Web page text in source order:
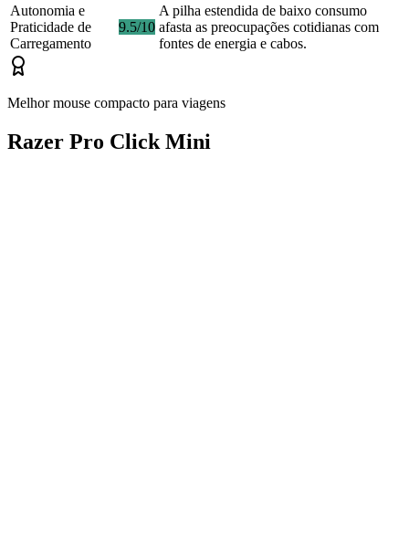
Autonomia e
Praticidade de
Carregamento
9.5/10
A pilha estendida de baixo consumo
afasta as preocupações cotidianas com
fontes de energia e cabos.
Melhor mouse compacto para viagens
Razer Pro Click Mini